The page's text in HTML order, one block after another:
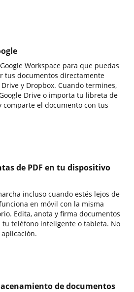
Workspace para que puedas
tus documentos directamente
y Dropbox. Cuando termines,
Drive o importa tu libreta de
comparte el documento con tus
de PDF en tu dispositivo
incluso cuando estés lejos de
en móvil con la misma
Edita, anota y firma documentos
tu teléfono inteligente o tableta. No
de documentos